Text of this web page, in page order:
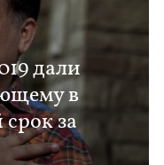
дали
в
за